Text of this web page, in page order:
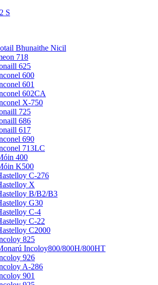
Bhunaithe Nicil
718
625
600
601
602CA
X-750
725
686
617
690
713LC
400
K500
C-276
X
B/B2/B3
G30
C-4
C-22
C2000
825
Incoloy800/800H/800HT
926
A-286
901